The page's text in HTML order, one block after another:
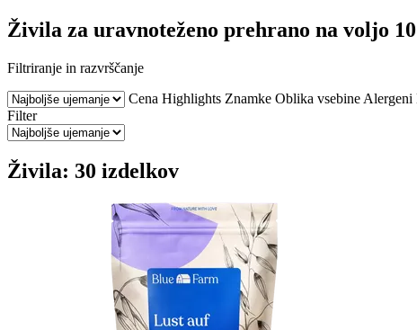
Živila za uravnoteženo prehrano na voljo
Filtriranje in razvrščanje
Cena Highlights Znamke Oblika vsebine Alergeni
Filter
Živila: 30 izdelkov